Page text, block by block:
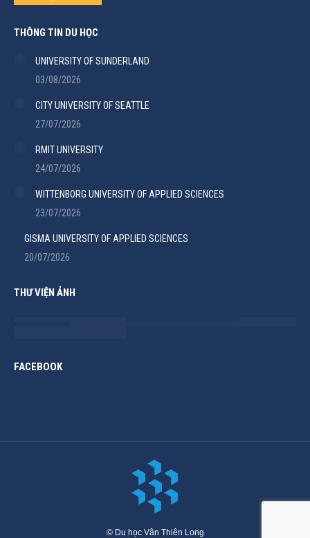
THÔNG TIN DU HỌC
UNIVERSITY OF SUNDERLAND
03/08/2026
CITY UNIVERSITY OF SEATTLE
27/07/2026
RMIT UNIVERSITY
24/07/2026
WITTENBORG UNIVERSITY OF APPLIED SCIENCES
23/07/2026
GISMA UNIVERSITY OF APPLIED SCIENCES
20/07/2026
THƯ VIỆN ẢNH
FACEBOOK
© Du học Vân Thiên Long